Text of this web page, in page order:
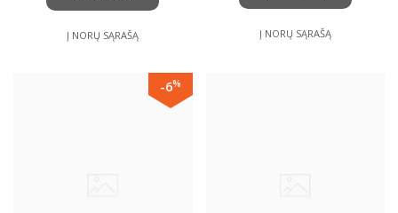
Į NORŲ SĄRAŠĄ Į NORŲ SĄRAŠĄ
-6%